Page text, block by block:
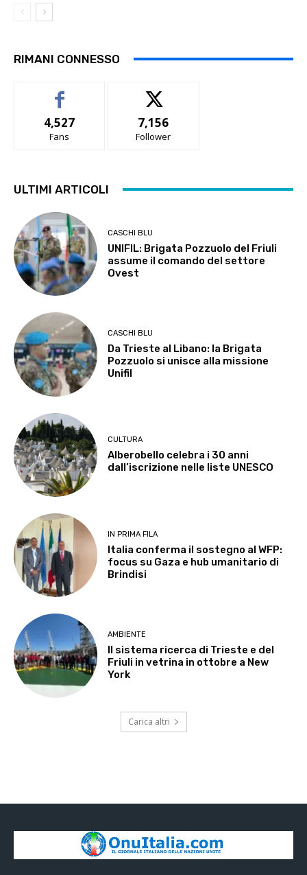
RIMANI CONNESSO
4,527
Fans
7,156
Follower
ULTIMI ARTICOLI
CASCHI BLU
UNIFIL: Brigata Pozzuolo del Friuli
assume il comando del settore
Ovest
CASCHI BLU
Da Trieste al Libano: la Brigata
Pozzuolo si unisce alla missione
Unifil
CULTURA
Alberobello celebra i 30 anni
dall’iscrizione nelle liste UNESCO
IN PRIMA FILA
Italia conferma il sostegno al WFP:
focus su Gaza e hub umanitario di
Brindisi
AMBIENTE
Il sistema ricerca di Trieste e del
Friuli in vetrina in ottobre a New
York
Carica altri